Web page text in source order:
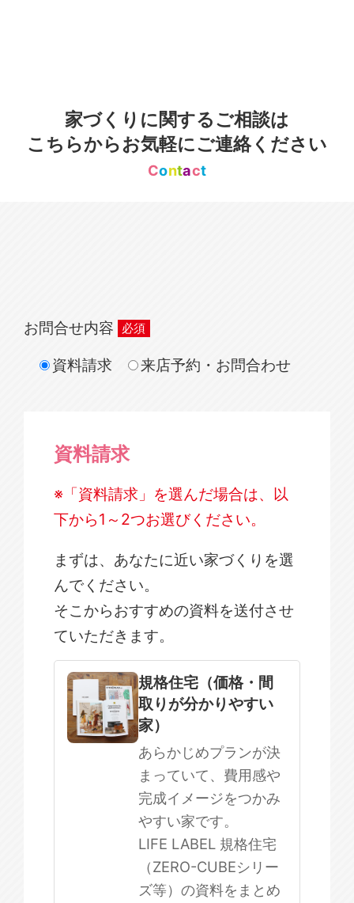
家づくりに関するご相談は
こちらからお気軽にご連絡ください
Contact
お問合せ内容
資料請求
来店予約・お問合わせ
資料請求
※「資料請求」を選んだ場合は、以
下から1～2つお選びください。
まずは、あなたに近い家づくりを選
んでください。
そこからおすすめの資料を送付させ
ていただきます。
規格住宅
注文住宅
SOWOOD
まだ何も決まっていない
規格住宅（価格・間
取りが分かりやすい
家）
あらかじめプランが決
まっていて、費用感や
完成イメージをつかみ
やすい家です。
LIFE LABEL 規格住宅
（ZERO-CUBEシリー
ズ等）の資料をまとめ